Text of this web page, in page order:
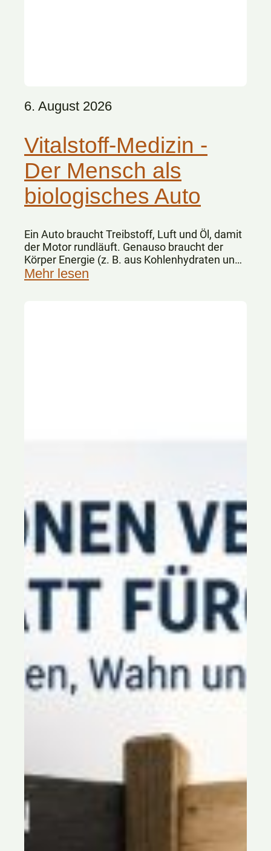
6. August 2026
Vitalstoff-Medizin -
Der Mensch als
biologisches Auto
Ein Auto braucht Treibstoff, Luft und Öl, damit
der Motor rundläuft. Genauso braucht der
Körper Energie (z. B. aus Kohlenhydraten und
Fetten), Sauerstoff und Vitalstoffe.
Mehr lesen